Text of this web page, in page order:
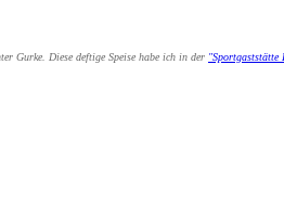
Gurke. Diese deftige Speise habe ich in der "Sportgaststätte